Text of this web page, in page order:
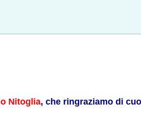
Nitoglia, che ringraziamo di